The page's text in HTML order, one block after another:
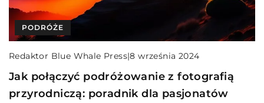
PODRÓŻE
Redaktor Blue Whale Press|8 września 2024
Jak połączyć podróżowanie z fotografią
przyrodniczą: poradnik dla pasjonatów